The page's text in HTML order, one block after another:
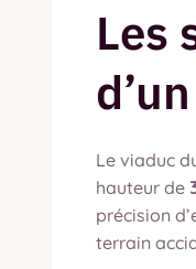
Les
Le viaduc
hauteur de
précision
terrain